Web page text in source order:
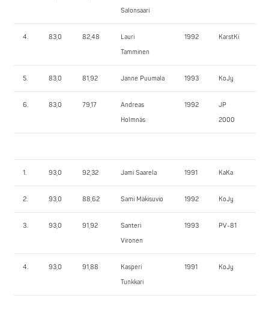
Salonsaari
4. 83,0 82,48
Lauri
Tamminen
1992 KarstKi
5. 83,0 81,92 Janne Puumala 1993 KoJy
6. 83,0 79,17
Andreas
Holmnäs
1992
JP
2000
1. 93,0 92,32 Jami Saarela 1991 KaKa
2. 93,0 88,62 Sami Mäkisuvio 1992 KoJy
3. 93,0 91,92
Santeri
Vironen
1993 PV-81
4. 93,0 91,88
Kasperi
Tunkkari
1991 KoJy